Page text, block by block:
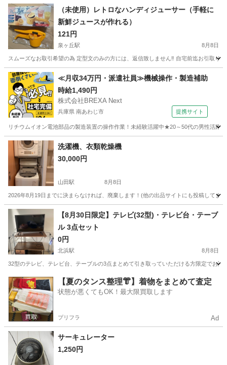
（未使用）レトロなハンディジューサー（手軽に
新鮮ジュースが作れる）
121円
泉ヶ丘駅 8月8日
スムーズなお取引希望の為 定型文のみの方には、返信致しません‼️ 自宅前迄お引取
大阪 堺市 泉ヶ丘駅 キッチン家電 ジューサー
≪月収34万円・派遣社員≫機械操作・製造補助
時給1,490円
株式会社BREXA Next
兵庫県 南あわじ市 提携サイト
リチウムイオン電池部品の製造装置の操作作業！未経験活躍中★20～50代の男性活
兵庫 南あわじ市 その他
洗濯機、衣類乾燥機
30,000円
山田駅 8月8日
2026年8月19日までに決まらなければ、廃棄します！(他の出品サイトにも投稿して
大阪 吹田市 山田駅 生活家電
【8月30日限定】テレビ(32型)・テレビ台・テーブ
ル 3点セット
0円
北浜駅 8月8日
32型のテレビ、テレビ台、テーブルの3点まとめて引き取っていただける方限定でお
大阪 大阪市 北浜駅 テレビ
【夏のタンス整理👘】着物をまとめて査定
状態が悪くてもOK！最大限買取します
プリフラ Ad
サーキュレーター
1,250円